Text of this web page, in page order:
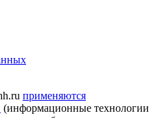
применяются
(информационные технологии